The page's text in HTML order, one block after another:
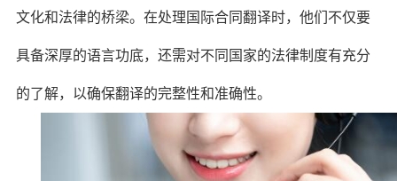
文化和法律的桥梁。在处理国际合同翻译时，他们不仅要
具备深厚的语言功底，还需对不同国家的法律制度有充分
的了解，以确保翻译的完整性和准确性。